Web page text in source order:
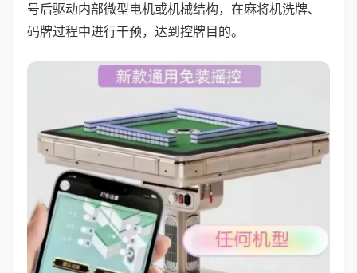
号后驱动内部微型电机或机械结构，在麻将机洗牌、
码牌过程中进行干预，达到控牌目的。